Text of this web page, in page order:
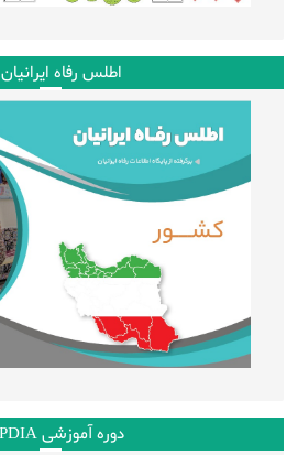
اطلس رفاه ایرانیان
دوره آموزشی PDIA